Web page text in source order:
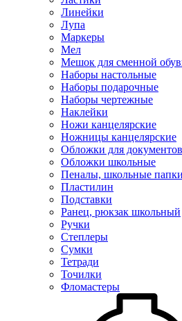
Линейки
Лупа
Маркеры
Мел
Мешок для сменной
Наборы настольные
Наборы подарочные
Наборы чертежные
Наклейки
Ножи канцелярские
Ножницы канцелярские
Обложки для документов
Обложки школьные
Пеналы, школьные папки
Пластилин
Подставки
Ранец, рюкзак школьный
Ручки
Степлеры
Сумки
Тетради
Точилки
Фломастеры